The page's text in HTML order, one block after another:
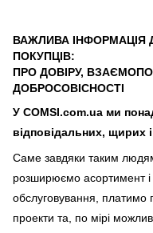
ВАЖЛИВА
ПОКУПЦІВ:
ПРО ДОВІРУ,
ДОБРОСОВІСНОСТІ
У COMSI.com.ua ми
відповідальних, щирих
Саме завдяки таким
розширюємо асортимент і
обслуговування, платимо
проекти та, по мірі